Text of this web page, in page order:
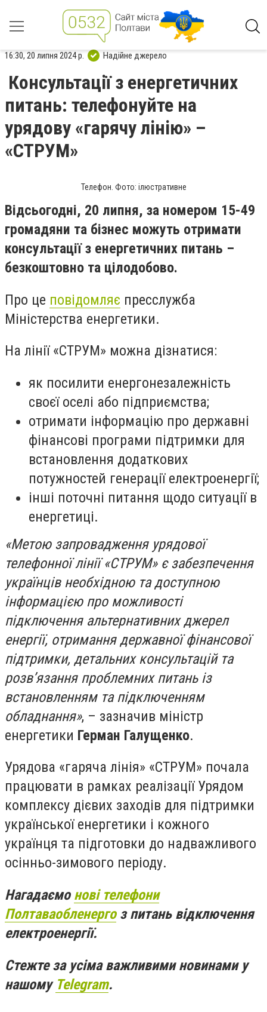
16:30, 20 липня 2024 р. Надійне джерело
Консультації з енергетичних
питань: телефонуйте на
урядову «гарячу лінію» –
«СТРУМ»
Телефон. Фото: ілюстративне
Відсьогодні, 20 липня, за номером 15-49
громадяни та бізнес можуть отримати
консультації з енергетичних питань –
безкоштовно та цілодобово.
Про це повідомляє пресслужба
Міністерства енергетики.
На лінії «СТРУМ» можна дізнатися:
як посилити енергонезалежність
своєї оселі або підприємства;
отримати інформацію про державні
фінансові програми підтримки для
встановлення додаткових
потужностей генерації електроенергії;
інші поточні питання щодо ситуації в
енергетиці.
«Метою запровадження урядової
телефонної лінії «СТРУМ» є забезпечення
українців необхідною та доступною
інформацією про можливості
підключення альтернативних джерел
енергії, отримання державної фінансової
підтримки, детальних консультацій та
розв’язання проблемних питань із
встановленням та підключенням
обладнання», – зазначив міністр
енергетики Герман Галущенко.
Урядова «гаряча лінія» «СТРУМ» почала
працювати в рамках реалізації Урядом
комплексу дієвих заходів для підтримки
української енергетики і кожного
українця та підготовки до надважливого
осінньо-зимового періоду.
Нагадаємо нові телефони
Полтаваобленергоз питань відключення
електроенергії.
Стежте за усіма важливими новинами у
нашому Telegram.